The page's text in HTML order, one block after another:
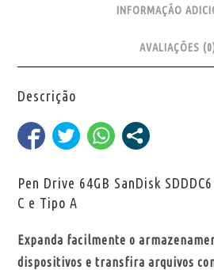
INFORMAÇÃO
AVALIAÇÕES
Descrição
Pen Drive 64GB SanDisk
C e Tipo A
Expanda facilmente o
dispositivos e transfira arquivos